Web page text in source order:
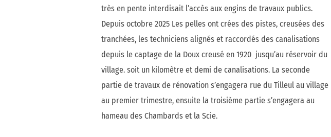
très en pente interdisait l’accès aux engins de travaux publics.
Depuis octobre 2025 Les pelles ont crées des pistes, creusées des
tranchées, les techniciens alignés et raccordés des canalisations
depuis le captage de la Doux creusé en 1920 jusqu’au réservoir du
village. soit un kilomètre et demi de canalisations. La seconde
partie de travaux de rénovation s’engagera rue du Tilleul au village
au premier trimestre, ensuite la troisième partie s’engagera au
hameau des Chambards et la Scie.